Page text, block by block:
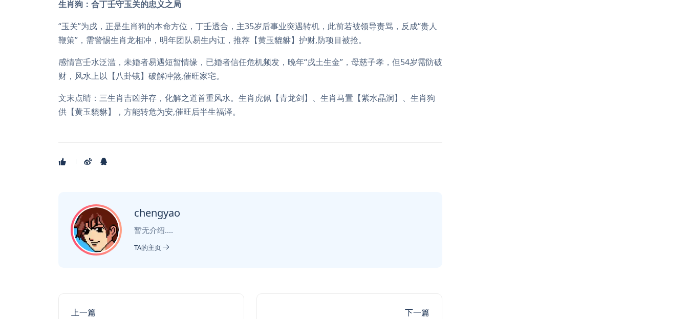
生肖狗：合丁壬守玉关的忠义之局
“玉关”为戌，正是生肖狗的本命方位，丁壬透合，主35岁后事业突遇转机，此前若被领导责骂，反成“贵人
鞭策”，需警惕生肖龙相冲，明年团队易生内讧，推荐【黄玉貔貅】护财,防项目被抢。
感情宫壬水泛滥，未婚者易遇短暂情缘，已婚者信任危机频发，晚年“戌土生金”，母慈子孝，但54岁需防破
财，风水上以【八卦镜】破解冲煞,催旺家宅。
文末点睛：三生肖吉凶并存，化解之道首重风水。生肖虎佩【青龙剑】、生肖马置【紫水晶洞】、生肖狗
供【黄玉貔貅】，方能转危为安,催旺后半生福泽。
chengyao
暂无介绍....
TA的主页
上一篇 下一篇